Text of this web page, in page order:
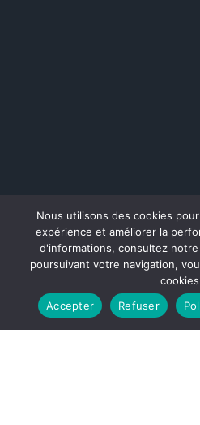
Nous utilisons des cookies
expérience et améliorer la
d'informations, consultez
poursuivant votre navigation,
Accepter
Refuser